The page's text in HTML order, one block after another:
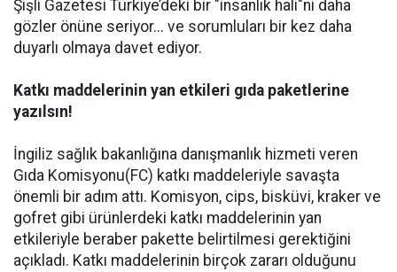
Şişli Gazetesi Türkiye’deki bir "insanlık hali"ni daha
gözler önüne seriyor... ve sorumluları bir kez daha
duyarlı olmaya davet ediyor.
Katkı maddelerinin yan etkileri gıda paketlerine
yazılsın!
İngiliz sağlık bakanlığına danışmanlık hizmeti veren
Gıda Komisyonu(FC) katkı maddeleriyle savaşta
önemli bir adım attı. Komisyon, cips, bisküvi, kraker ve
gofret gibi ürünlerdeki katkı maddelerinin yan
etkileriyle beraber pakette belirtilmesi gerektiğini
açıkladı. Katkı maddelerinin birçok zararı olduğunu